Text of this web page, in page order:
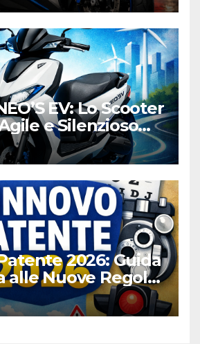
EV: Lo Scooter
e Silenzioso
2026: Guida
alle Nuove Regole,
e Costi